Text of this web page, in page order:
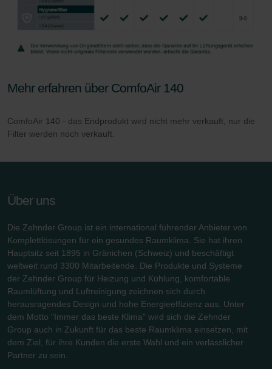
Zehnder Group UK Limited: Privacy Policy
Zehnder Group Deutschland GmbH
Mehr erfahren über ComfoAir 140
ComfoAir 140 - das Endprodukt wird nicht mehr verkauft, nur die
Filter werden noch verkauft.
Über uns
Die Zehnder Group ist ein international führender Anbieter von
Komplettlösungen für ein gesundes Raumklima. Sie hat ihren
Hauptsitz seit 1895 in Gränichen (Schweiz) und beschäftigt
weltweit rund 3300 Mitarbeitende. Die Produkte und Systeme
der Zehnder Group für Heizung und Kühlung, komfortable
Raumlüftung und Luftreinigung zeichnen sich durch
herausragendes Design und hohe Energieeffizienz aus. Unter
dem Motto "Immer das beste Klima" wird sich die Zehnder
Group auch in Zukunft für das beste Raumklima einsetzen, mit
dem Ziel, für ihre Kunden die erste Wahl und ein verlässlicher
Partner zu sein.